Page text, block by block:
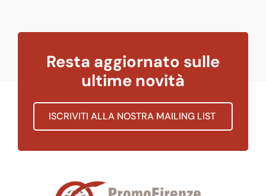
Resta aggiornato sulle
ultime novità
ISCRIVITI ALLA NOSTRA MAILING LIST